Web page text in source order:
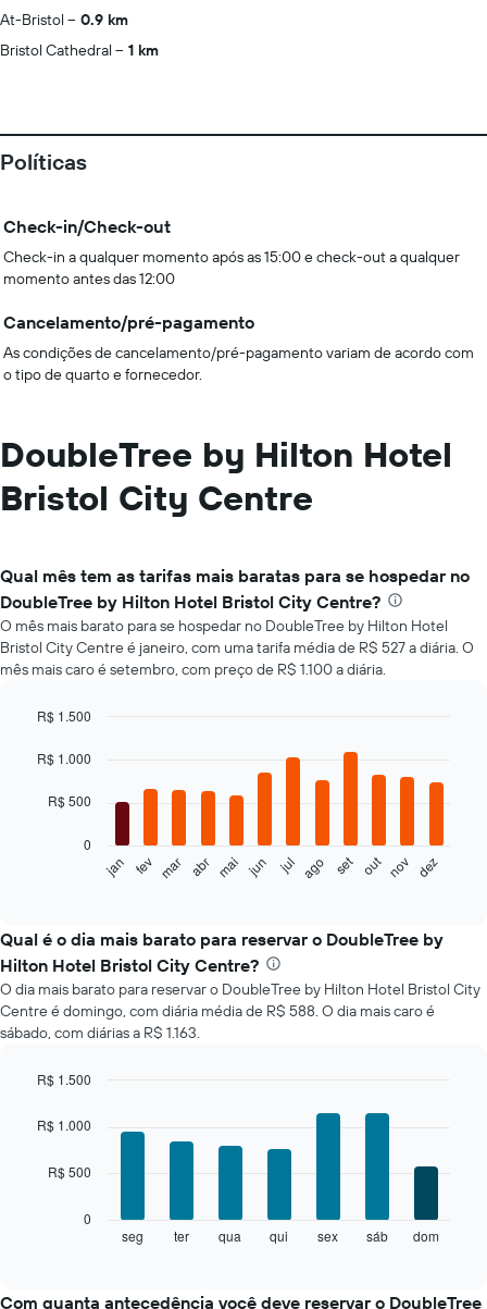
At-Bristol
0.9 km
Bristol Cathedral
1 km
Políticas
Check-in/Check-out
Check-in a qualquer momento após as 15:00 e check-out a qualquer
momento antes das 12:00
Cancelamento/pré-pagamento
As condições de cancelamento/pré-pagamento variam de acordo com
o tipo de quarto e fornecedor.
DoubleTree by Hilton Hotel
Bristol City Centre
Qual mês tem as tarifas mais baratas para se hospedar no
DoubleTree by Hilton Hotel Bristol City Centre?
O mês mais barato para se hospedar no DoubleTree by Hilton Hotel
Bristol City Centre é janeiro, com uma tarifa média de R$ 527 a diária. O
mês mais caro é setembro, com preço de R$ 1.100 a diária.
chart
bars.
exibe
preço
médio
de
um
mês
tem
graphic.
jan fev mar abr mai jun jul ago set out nov dez
0
R$ 500
R$ 1.000
R$ 1.500
Qual é o dia mais barato para reservar o DoubleTree by
Hilton Hotel Bristol City Centre?
O dia mais barato para reservar o DoubleTree by Hilton Hotel Bristol City
Centre é domingo, com diária média de R$ 588. O dia mais caro é
sábado, com diárias a R$ 1.163.
chart
with
bars.
exibe
graphic.
seg ter qua qui sex sáb dom
0
R$ 500
R$ 1.000
R$ 1.500
Com quanta antecedência você deve reservar o DoubleTree